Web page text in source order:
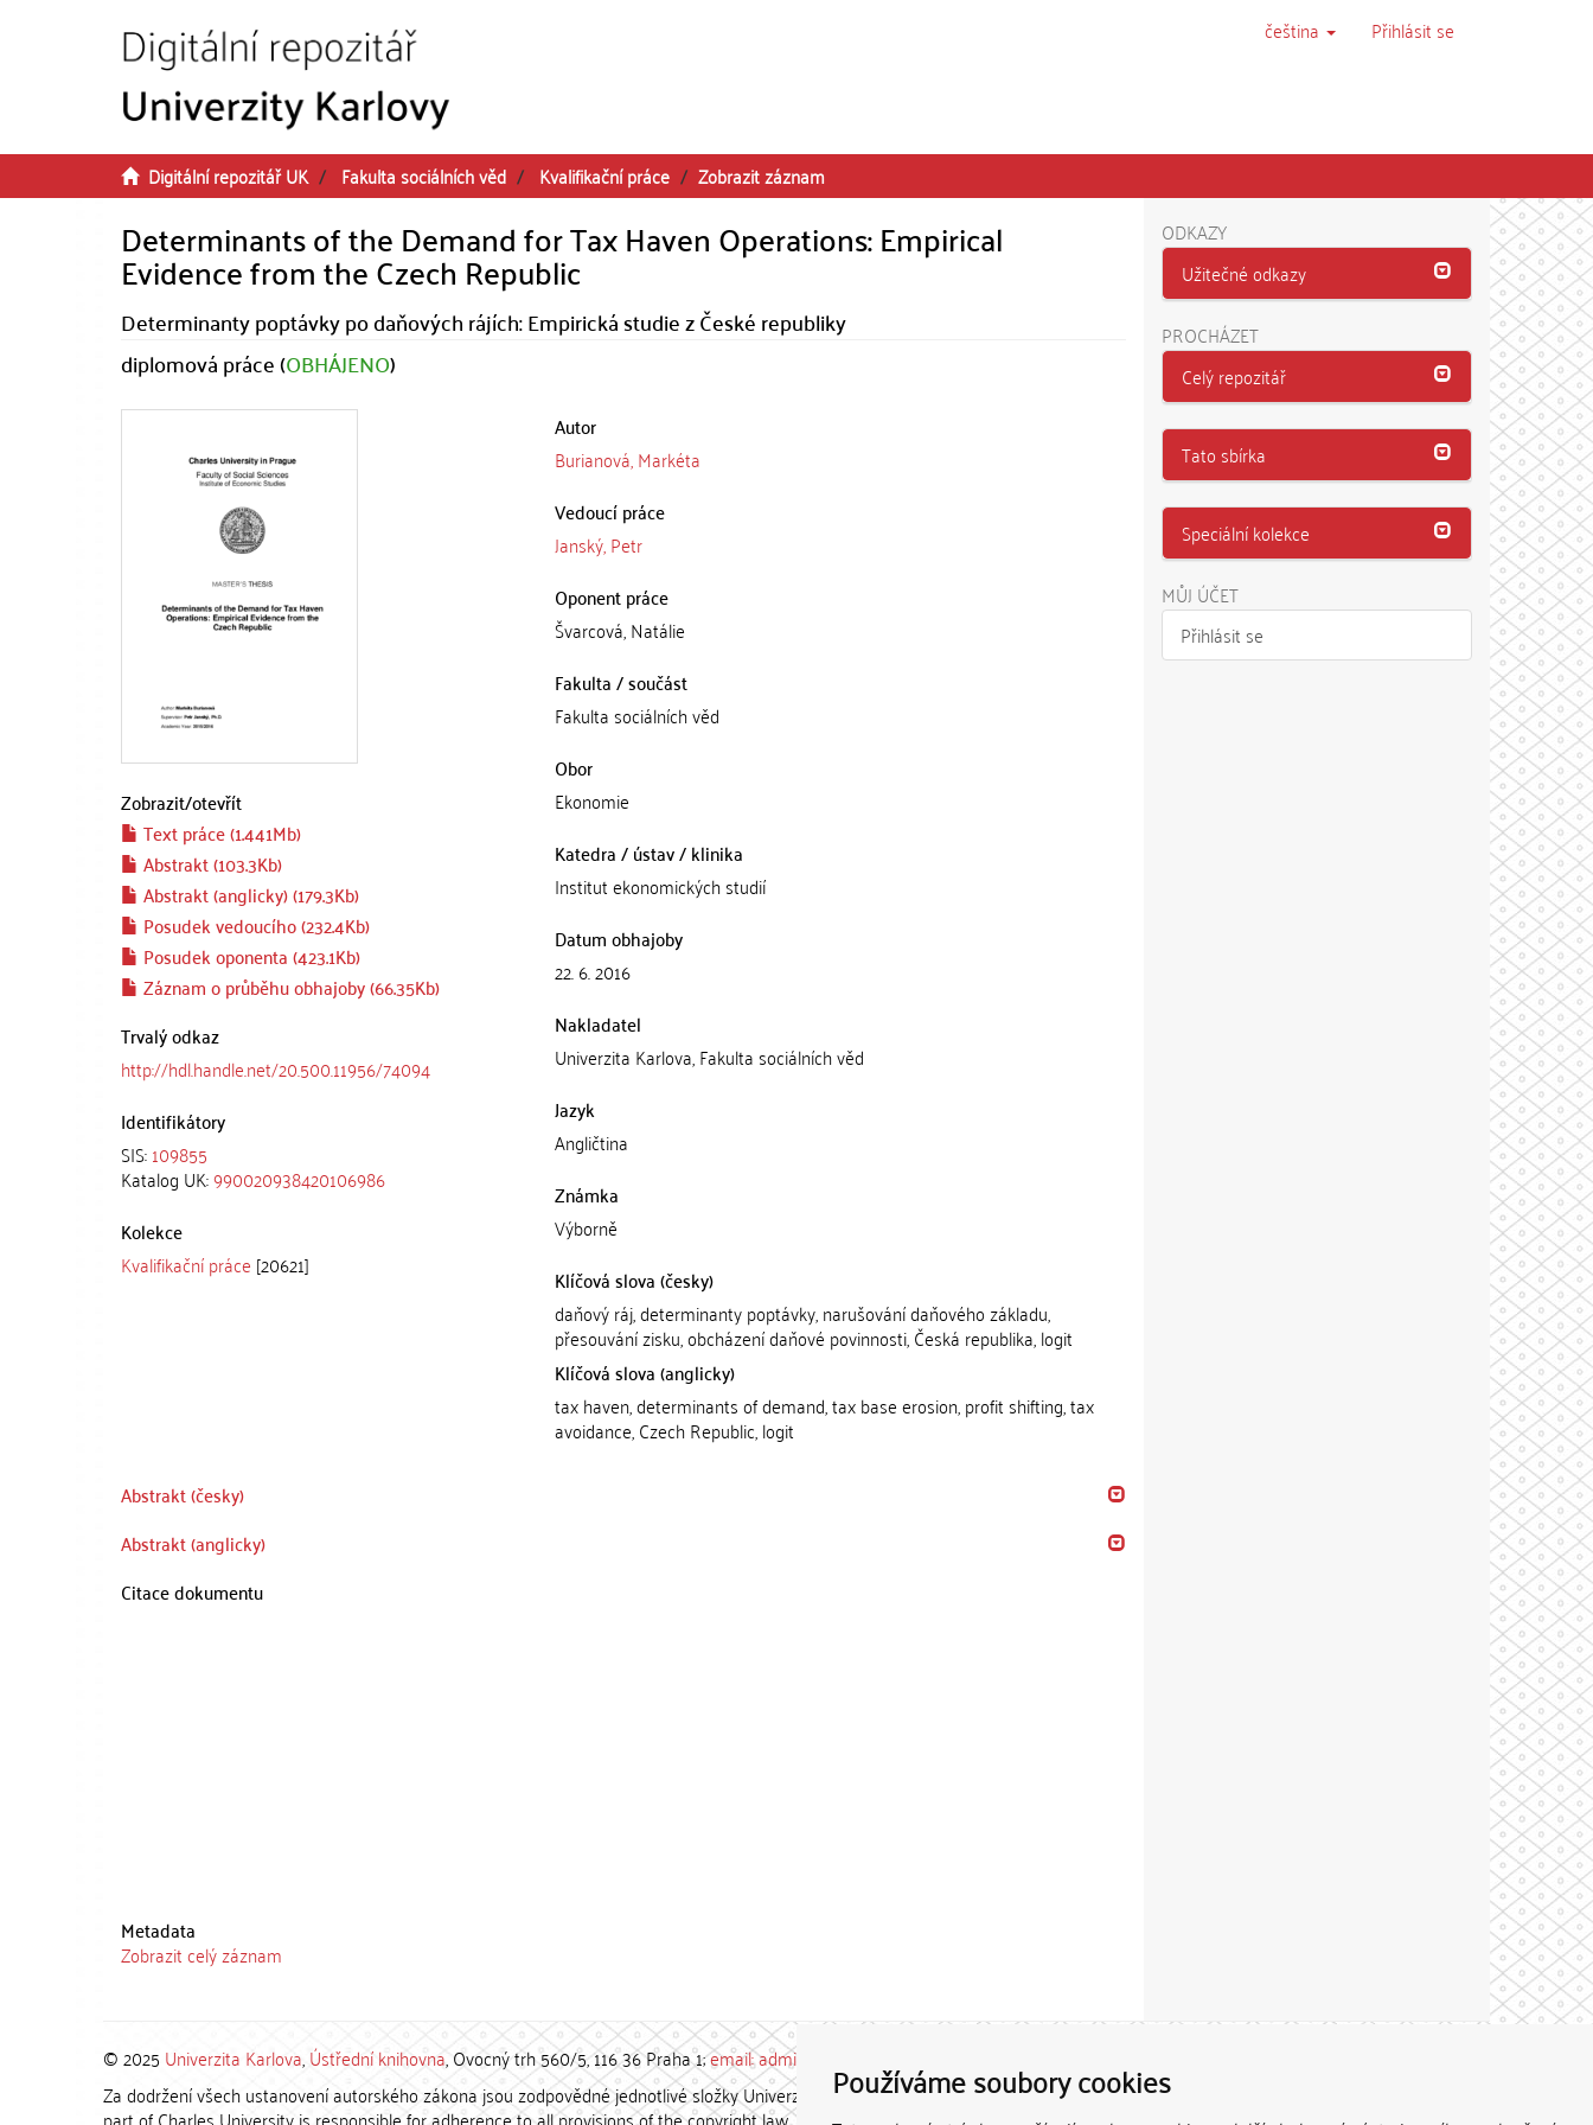
Používáme soubory cookies
čeština Přihlásit se
Digitální repozitář UK Fakulta sociálních věd Kvalifikační práce Zobrazit záznam
Determinants of the Demand for Tax Haven Operations: Empirical
Evidence from the Czech Republic
Determinanty poptávky po daňových rájích: Empirická studie z České republiky
diplomová práce (OBHÁJENO)
Zobrazit/otevřít
Text práce (1.441Mb)
Abstrakt (103.3Kb)
Abstrakt (anglicky) (179.3Kb)
Posudek vedoucího (232.4Kb)
Posudek oponenta (423.1Kb)
Záznam o průběhu obhajoby (66.35Kb)
Trvalý odkaz
http://hdl.handle.net/20.500.11956/74094
Identifikátory
SIS:109855
Katalog UK:990020938420106986
Kolekce
Kvalifikační práce [20621]
Autor
Burianová, Markéta
Vedoucí práce
Janský, Petr
Oponent práce
Švarcová, Natálie
Fakulta / součást
Fakulta sociálních věd
Obor
Ekonomie
Katedra / ústav / klinika
Institut ekonomických studií
Datum obhajoby
22. 6. 2016
Nakladatel
Univerzita Karlova, Fakulta sociálních věd
Jazyk
Angličtina
Známka
Výborně
Klíčová slova (česky)
daňový ráj, determinanty poptávky, narušování daňového základu,
přesouvání zisku, obcházení daňové povinnosti, Česká republika, logit
Klíčová slova (anglicky)
tax haven, determinants of demand, tax base erosion, profit shifting, tax
avoidance, Czech Republic, logit
Abstrakt (česky)
Abstrakt (anglicky)
Citace dokumentu
Metadata
Zobrazit celý záznam
ODKAZY
Užitečné odkazy
PROCHÁZET
Celý repozitář
Tato sbírka
Speciální kolekce
MŮJ ÚČET
Přihlásit se
© 2025 Univerzita Karlova,Ústřední knihovna, Ovocný trh 560/5, 116 36 Praha 1;email: admin-repozitar [at] cuni.cz
Za dodržení všech ustanovení autorského zákona jsou zodpovědné jednotlivé složky Univerzity Karlovy. / Each constituent